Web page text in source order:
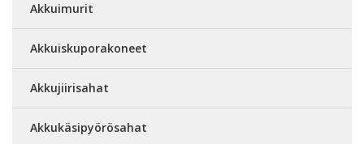
Akkuimurit
Akkuiskuporakoneet
Akkujiirisahat
Akkukäsipyörösahat